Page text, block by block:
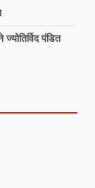
पंडित